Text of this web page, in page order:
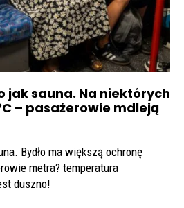
jak sauna. Na niektórych
– pasażerowie mdleją
Bydło ma większą ochronę
metra? temperatura
duszno!